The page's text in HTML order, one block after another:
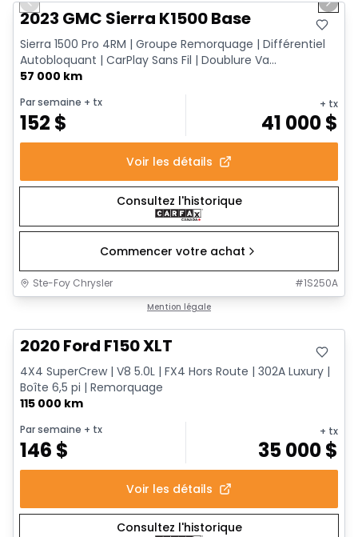
Previous slide Next
2023 GMC Sierra K1500 Base
Sierra 1500 Pro 4RM | Groupe Remorquage | Différentiel
Autobloquant | CarPlay Sans Fil | Doublure Va...
57 000 km
Par semaine + tx
152 $
+ tx
41 000$
Voir les détails
Consultez l'historique
Commencer votre achat
Ste-Foy Chrysler #1S250A
Mention légale
2020 Ford F150 XLT
4X4 SuperCrew | V8 5.0L | FX4 Hors Route | 302A Luxury |
Boîte 6,5 pi | Remorquage
115 000 km
Par semaine + tx
146 $
+ tx
35 000$
Voir les détails
Consultez l'historique